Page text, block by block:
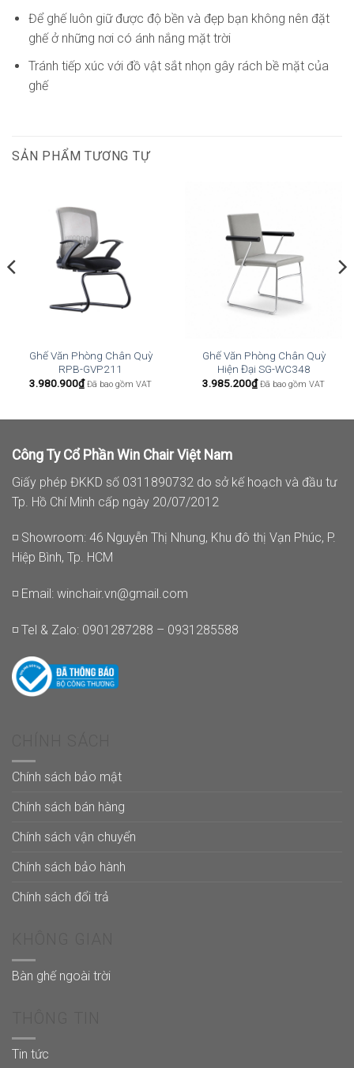
Để ghế luôn giữ được độ bền và đẹp bạn không nên đặt
ghế ở những nơi có ánh nắng mặt trời
Tránh tiếp xúc với đồ vật sắt nhọn gây rách bề mặt của
ghế
SẢN PHẨM TƯƠNG TỰ
Ghế Văn Phòng Chân Quỳ
RPB-GVP211
3.980.900₫ Đã bao gồm VAT
Ghế Văn Phòng Chân Quỳ
Hiện Đại SG-WC348
3.985.200₫ Đã bao gồm VAT
Công Ty Cổ Phần Win Chair Việt Nam
Giấy phép ĐKKD số 0311890732 do sở kế hoạch và đầu tư
Tp. Hồ Chí Minh cấp ngày 20/07/2012
◽ Showroom: 46 Nguyễn Thị Nhung, Khu đô thị Vạn Phúc, P.
Hiệp Bình, Tp. HCM
◽ Email: winchair.vn@gmail.com
◽ Tel & Zalo: 0901287288 – 0931285588
Chính sách bảo mật
Chính sách bán hàng
Chính sách vận chuyển
Chính sách bảo hành
Chính sách đổi trả
Bàn ghế ngoài trời
Tin tức